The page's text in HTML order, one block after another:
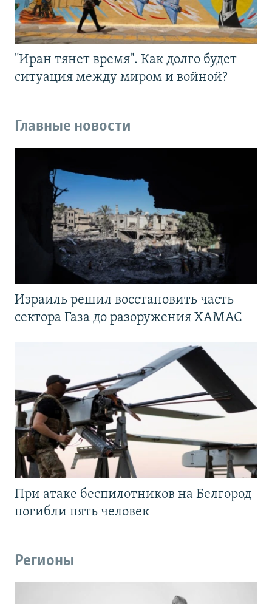
"Иран тянет время". Как долго будет
ситуация между миром и войной?
Главные новости
Израиль решил восстановить часть
сектора Газа до разоружения ХАМАС
При атаке беспилотников на Белгород
погибли пять человек
Регионы